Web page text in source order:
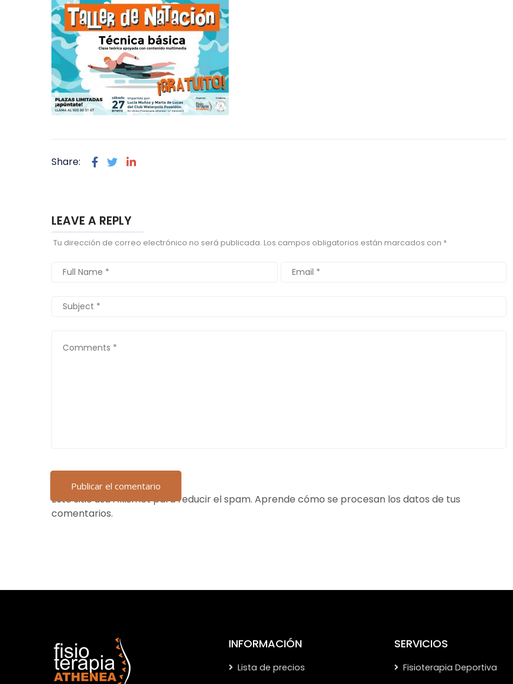
Share:
LEAVE A REPLY
Tu dirección de correo electrónico no será publicada. Los campos obligatorios están marcados con *
Este sitio usa Akismet para reducir el spam. Aprende cómo se procesan los datos de tus
comentarios.
INFORMACIÓN
Lista de precios
SERVICIOS
Fisioterapia Deportiva